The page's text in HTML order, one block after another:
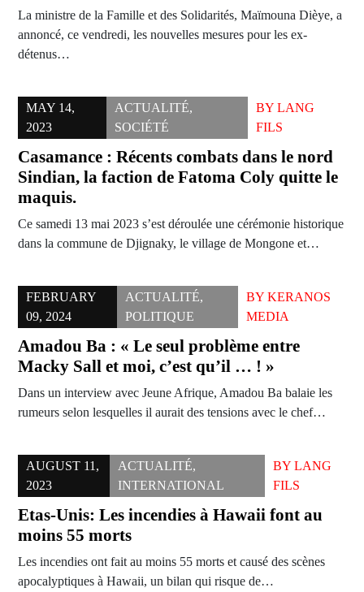
La ministre de la Famille et des Solidarités, Maïmouna Dièye, a
annoncé, ce vendredi, les nouvelles mesures pour les ex-
détenus…
MAY 14,
2023
ACTUALITÉ,
SOCIÉTÉ
BYLANG
FILS
Casamance : Récents combats dans le nord
Sindian, la faction de Fatoma Coly quitte le
maquis.
Ce samedi 13 mai 2023 s’est déroulée une cérémonie historique
dans la commune de Djignaky, le village de Mongone et…
FEBRUARY
09, 2024
ACTUALITÉ,
POLITIQUE
BYKERANOS
MEDIA
Amadou Ba : « Le seul problème entre
Macky Sall et moi, c’est qu’il … ! »
Dans un interview avec Jeune Afrique, Amadou Ba balaie les
rumeurs selon lesquelles il aurait des tensions avec le chef…
AUGUST 11,
2023
ACTUALITÉ,
INTERNATIONAL
BY LANG
FILS
Etas-Unis: Les incendies à Hawaii font au
moins 55 morts
Les incendies ont fait au moins 55 morts et causé des scènes
apocalyptiques à Hawaii, un bilan qui risque de…